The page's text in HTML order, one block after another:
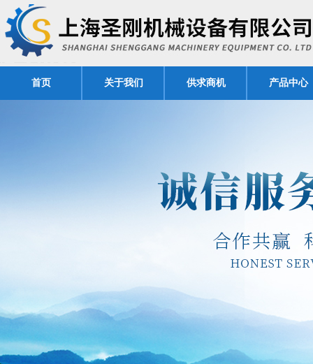
首页 关于我们 供求商机 产品中心